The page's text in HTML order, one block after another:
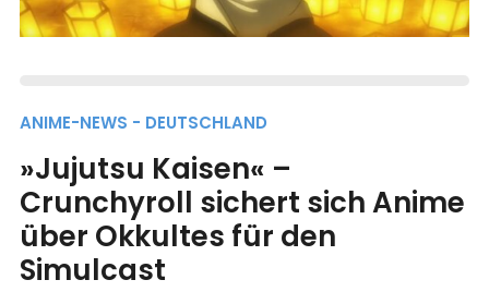
ANIME-NEWS - DEUTSCHLAND
»Jujutsu Kaisen« –
Crunchyroll sichert sich Anime
über Okkultes für den
Simulcast